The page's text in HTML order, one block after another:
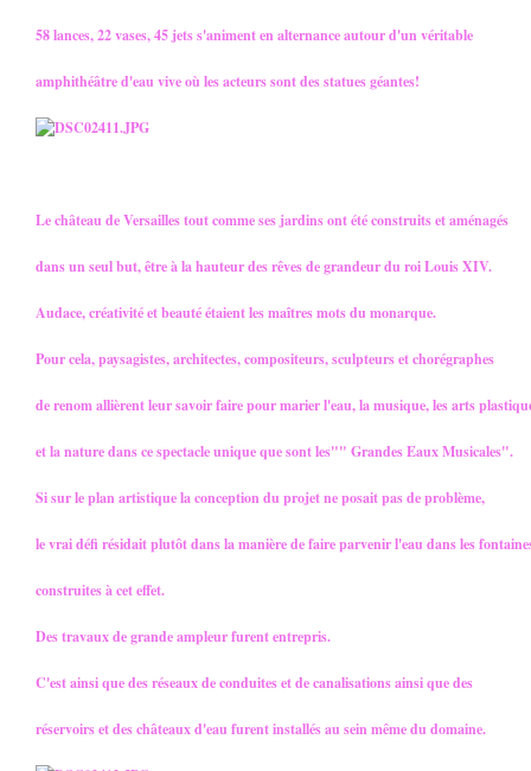
58 lances, 22 vases, 45 jets s'animent en alternance autour d'un véritable
amphithéâtre d'eau vive où les acteurs sont des statues géantes!
Le château de Versailles tout comme ses jardins ont été construits et aménagés
dans un seul but, être à la hauteur des rêves de grandeur du roi Louis XIV.
Audace, créativité et beauté étaient les maîtres mots du monarque.
Pour cela, paysagistes, architectes, compositeurs, sculpteurs et chorégraphes
de renom allièrent leur savoir faire pour marier l'eau, la musique, les arts
et la nature dans ce spectacle unique que sont les"" Grandes Eaux Musicales".
Si sur le plan artistique la conception du projet ne posait pas de problème,
le vrai défi résidait plutôt dans la manière de faire parvenir l'eau dans les
construites à cet effet.
Des travaux de grande ampleur furent entrepris.
C'est ainsi que des réseaux de conduites et de canalisations ainsi que des
réservoirs et des châteaux d'eau furent installés au sein même du domaine.